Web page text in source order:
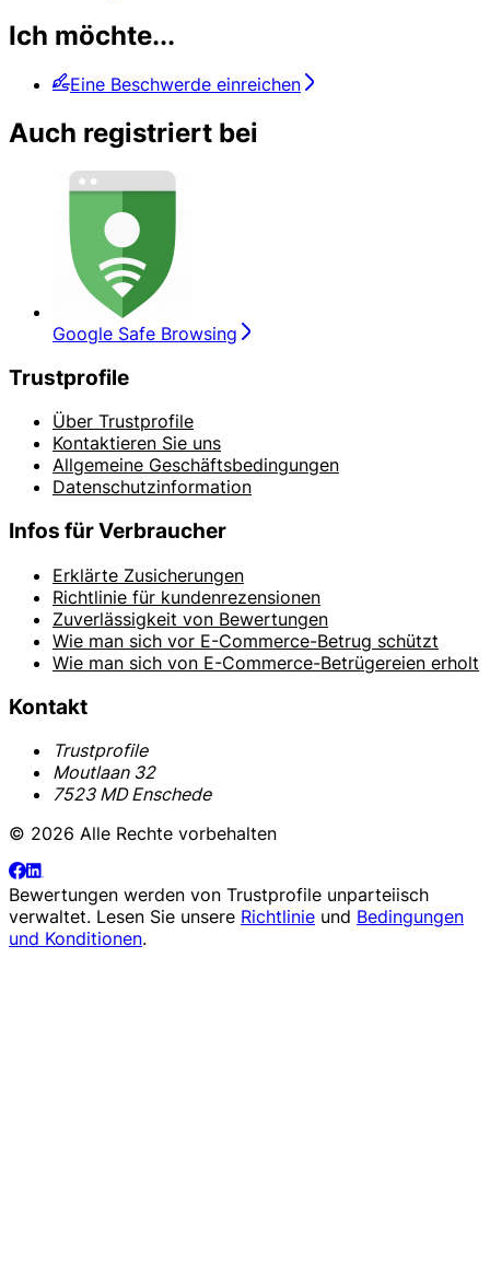
Ich möchte...
Eine Beschwerde einreichen
Auch registriert bei
Google Safe Browsing
Trustprofile
Über Trustprofile
Kontaktieren Sie uns
Allgemeine Geschäftsbedingungen
Datenschutzinformation
Infos für Verbraucher
Erklärte Zusicherungen
Richtlinie für kundenrezensionen
Zuverlässigkeit von Bewertungen
Wie man sich vor E-Commerce-Betrug schützt
Wie man sich von E-Commerce-Betrügereien erholt
Kontakt
Trustprofile
Moutlaan 32
7523 MD Enschede
© 2026 Alle Rechte vorbehalten
Bewertungen werden von Trustprofile unparteiisch
verwaltet. Lesen Sie unsere Richtlinie und Bedingungen
und Konditionen.